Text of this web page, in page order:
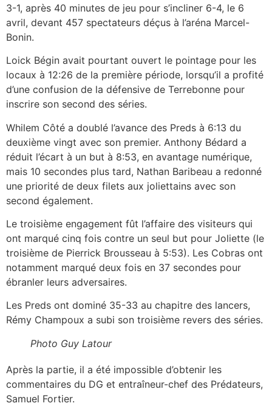
3-1, après 40 minutes de jeu pour s’incliner 6-4, le 6
avril, devant 457 spectateurs déçus à l’aréna Marcel-
Bonin.
Loick Bégin avait pourtant ouvert le pointage pour les
locaux à 12:26 de la première période, lorsqu’il a profité
d’une confusion de la défensive de Terrebonne pour
inscrire son second des séries.
Whilem Côté a doublé l’avance des Preds à 6:13 du
deuxième vingt avec son premier. Anthony Bédard a
réduit l’écart à un but à 8:53, en avantage numérique,
mais 10 secondes plus tard, Nathan Baribeau a redonné
une priorité de deux filets aux joliettains avec son
second également.
Le troisième engagement fût l’affaire des visiteurs qui
ont marqué cinq fois contre un seul but pour Joliette (le
troisième de Pierrick Brousseau à 5:53). Les Cobras ont
notamment marqué deux fois en 37 secondes pour
ébranler leurs adversaires.
Les Preds ont dominé 35-33 au chapitre des lancers,
Rémy Champoux a subi son troisième revers des séries.
Photo Guy Latour
Après la partie, il a été impossible d’obtenir les
commentaires du DG et entraîneur-chef des Prédateurs,
Samuel Fortier.